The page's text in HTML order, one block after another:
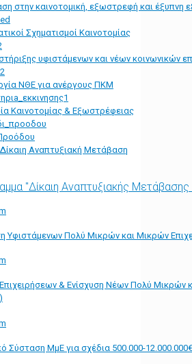
στην καινοτομική, εξωστρεφή και έξυπνη
Σχηματισμοί Καινοτομίας
υφιστάμενων και νέων κοινωνικών
ΝΘΕ για ανέργους ΠΚΜ
Kαινοτομίας & Εξωστρέφειας
Αναπτυξιακή Μετάβαση
"Δίκαιη Αναπτυξιακής
Υφιστάμενων Πολύ Μικρών και Μικρών
& Ενίσχυση Νέων Πολύ Μικρών
Σύσταση ΜμΕ για σχέδια 500.000-